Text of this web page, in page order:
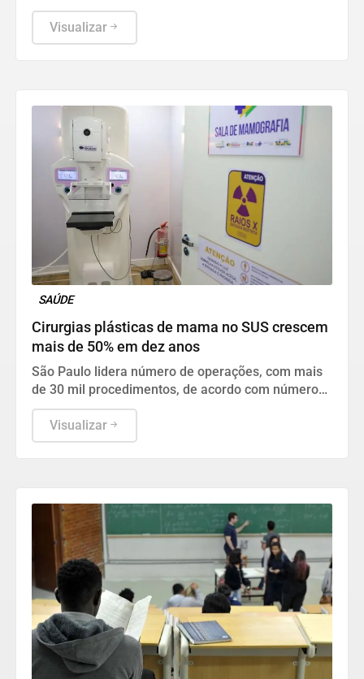
divulgados nesta quarta-feira (5) pelo Ministério da
Educação (MEC), em Brasília, mostram que, apesar
da consistente melhora dos indicadores de
Visualizar
SAÚDE
Cirurgias plásticas de mama no SUS crescem
mais de 50% em dez anos
São Paulo lidera número de operações, com mais
de 30 mil procedimentos, de acordo com números
da Sociedade Brasileira de Cirurgia Plástica.
Visualizar